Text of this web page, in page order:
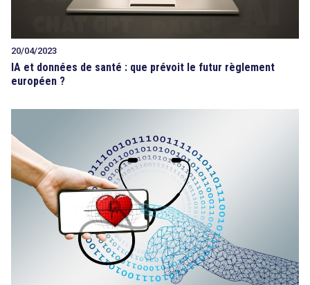
20/04/2023
IA et données de santé : que prévoit le futur règlement
européen ?